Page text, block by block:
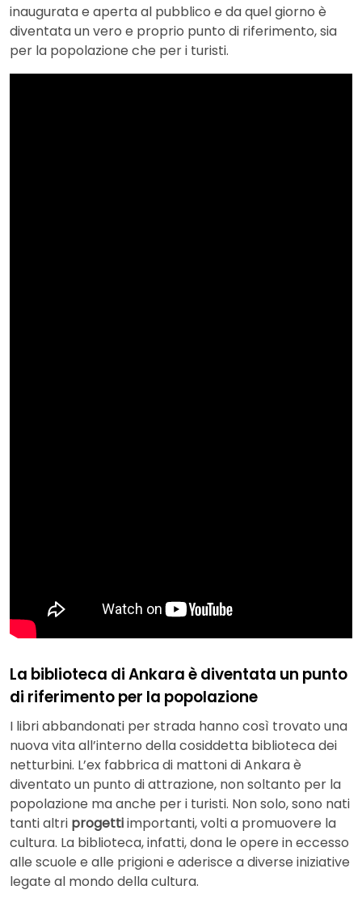
inaugurata e aperta al pubblico e da quel giorno è
diventata un vero e proprio punto di riferimento, sia
per la popolazione che per i turisti.
La biblioteca di Ankara è diventata un punto
di riferimento per la popolazione
I libri abbandonati per strada hanno così trovato una
nuova vita all’interno della cosiddetta biblioteca dei
netturbini. L’ex fabbrica di mattoni di Ankara è
diventato un punto di attrazione, non soltanto per la
popolazione ma anche per i turisti. Non solo, sono nati
tanti altri progettiimportanti, volti a promuovere la
cultura. La biblioteca, infatti, dona le opere in eccesso
alle scuole e alle prigioni e aderisce a diverse iniziative
legate al mondo della cultura.